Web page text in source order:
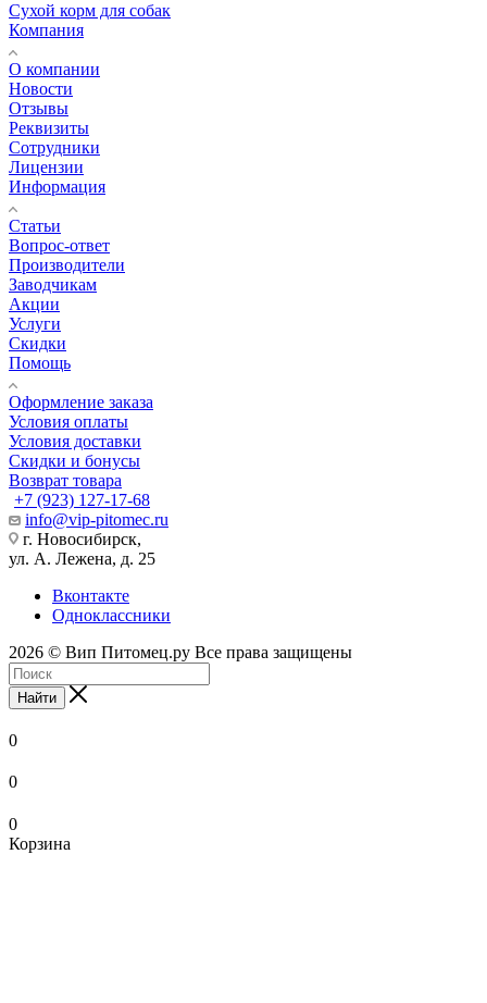
Сухой корм для собак
Компания
О компании
Новости
Отзывы
Реквизиты
Сотрудники
Лицензии
Информация
Статьи
Вопрос-ответ
Производители
Заводчикам
Акции
Услуги
Скидки
Помощь
Оформление заказа
Условия оплаты
Условия доставки
Скидки и бонусы
Возврат товара
+7 (923) 127-17-68
info@vip-pitomec.ru
г. Новосибирск,
ул. А. Лежена, д. 25
Вконтакте
Одноклассники
2026 © Вип Питомец.ру Все права защищены
Найти
0
0
0
Корзина